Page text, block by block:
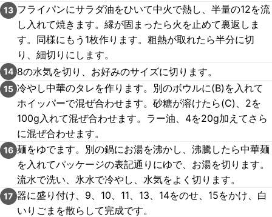
13 フライパンにサラダ油をひいて中火で熱し、半量の12を流
し入れて焼きます。縁が固まったら火を止めて裏返しま
す。同様にもう1枚作ります。粗熱が取れたら半分に切
り、細切りにします。
14 8の水気を切り、お好みのサイズに切ります。
15 冷やし中華のタレを作ります。別のボウルに(B)を入れて
ホイッパーで混ぜ合わせます。砂糖が溶けたら(C)、2を
100g入れて混ぜ合わせます。ラー油、4を20g加えてさら
に混ぜ合わせます。
16 麺をゆでます。別の鍋にお湯を沸かし、沸騰したら中華麺
を入れてパッケージの表記通りにゆで、お湯を切ります。
流水で洗い、氷水で冷やし、水気をよく切ります。
17 器に盛り付け、9、10、11、13、14をのせ、15をかけ、白
いりごまを散らして完成です。